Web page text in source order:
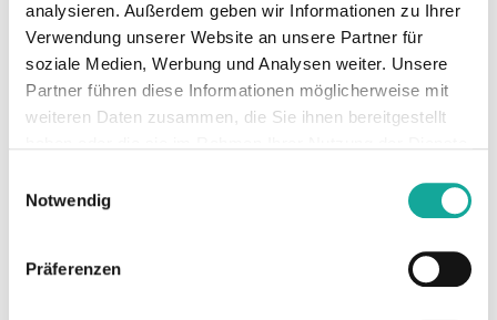
analysieren. Außerdem geben wir Informationen zu Ihrer
Verwendung unserer Website an unsere Partner für
soziale Medien, Werbung und Analysen weiter. Unsere
Partner führen diese Informationen möglicherweise mit
weiteren Daten zusammen, die Sie ihnen bereitgestellt
Notwendig
Präferenzen
die Branche verändert. Nun will der
nachhaltige Lebensmittelproduzent
zusammen mit dem neuen Investor deutlich
schneller wachsen. Sven Schulz und
followfood eint die Überzeugung, dass eine
geführten Unternehmen die nächsten Jahre
Marke followfood deutlich bekannter werden,
schneller wachsen und zur führenden Marke